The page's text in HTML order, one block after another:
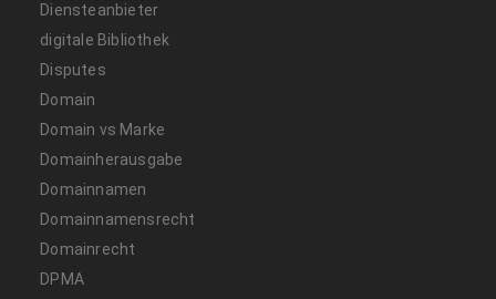
Diensteanbieter
digitale Bibliothek
Disputes
Domain
Domain vs Marke
Domainherausgabe
Domainnamen
Domainnamensrecht
Domainrecht
DPMA